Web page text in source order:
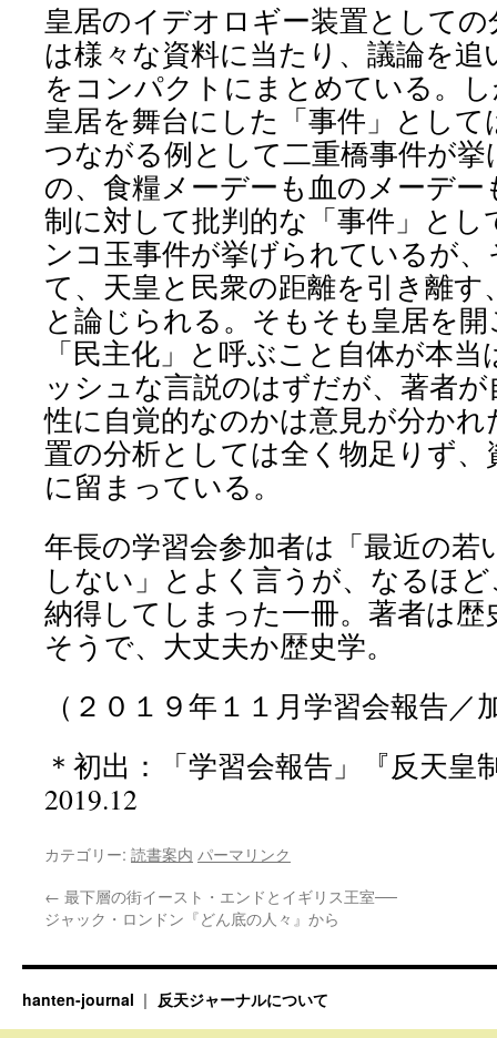
皇居のイデオロギー装置として
は様々な資料に当たり、議論を
をコンパクトにまとめている。
皇居を舞台にした「事件」とし
つながる例として二重橋事件が
の、食糧メーデーも血のメーデ
制に対して批判的な「事件」と
ンコ玉事件が挙げられているが
て、天皇と民衆の距離を引き離
と論じられる。そも そも皇居を
「民主化」と呼ぶこと自体が本
ッシュな言説のはずだが、著者
性に自覚的なのかは意見が分か
置の分析としては全く物足りず
に留まっている。
年長の学習会参加者は「最近の若
しない」とよく言うが、なるほ
納得してしまった一冊。著者は
そうで、大丈夫か歴史学。
（２０１９年１１月学習会報告／
＊初出：「学習会報告」『反天皇
2019.12
カテゴリー: 読書案内 パーマリンク
← 最下層の街イースト・エンドとイギリス王室──
ジャック・ロンドン『どん底の人々』から
hanten-journal 反天ジャーナルについて